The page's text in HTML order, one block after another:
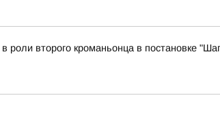
роли второго кроманьонца в постановке